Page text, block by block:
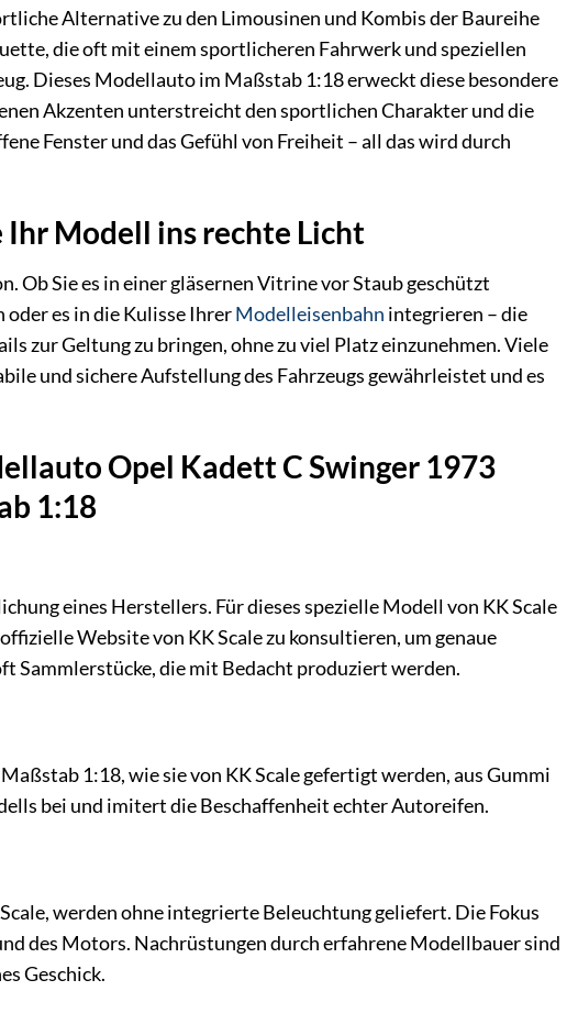
Alternative zu den Limousinen und Kombis der Baureihe
die oft mit einem sportlicheren Fahrwerk und speziellen
Dieses Modellauto im Maßstab 1:18 erweckt diese besondere
Akzenten unterstreicht den sportlichen Charakter und die
Fenster und das Gefühl von Freiheit – all das wird durch
Ihr Modell ins rechte Licht
Sie es in einer gläsernen Vitrine vor Staub geschützt
es in die Kulisse IhrerModelleisenbahn integrieren – die
zur Geltung zu bringen, ohne zu viel Platz einzunehmen. Viele
und sichere Aufstellung des Fahrzeugs gewährleistet und es
Opel Kadett C Swinger 1973
1:18
eines Herstellers. Für dieses spezielle Modell von KK Scale
Website von KK Scale zu konsultieren, um genaue
Sammlerstücke, die mit Bedacht produziert werden.
1:18, wie sie von KK Scale gefertigt werden, aus Gummi
bei und imitert die Beschaffenheit echter Autoreifen.
werden ohne integrierte Beleuchtung geliefert. Die Fokus
des Motors. Nachrüstungen durch erfahrene Modellbauer sind
Geschick.